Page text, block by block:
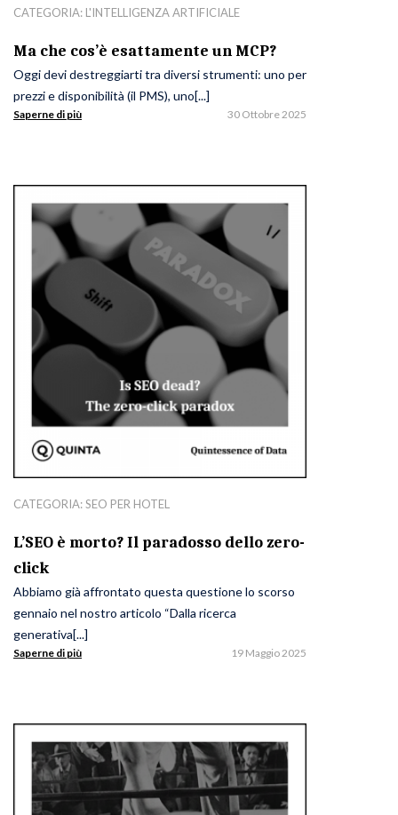
CATEGORIA: L'INTELLIGENZA ARTIFICIALE
Ma che cos’è esattamente un MCP?
Oggi devi destreggiarti tra diversi strumenti: uno per
prezzi e disponibilità (il PMS), uno[...]
Saperne di più 30 Ottobre 2025
CATEGORIA:SEO PER HOTEL
L’SEO è morto? Il paradosso dello zero-
click
Abbiamo già affrontato questa questione lo scorso
gennaio nel nostro articolo “Dalla ricerca
generativa[...]
Saperne di più 19 Maggio 2025